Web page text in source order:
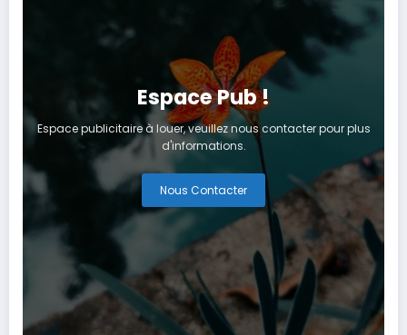
Espace Pub !
Espace publicitaire à louer, veuillez nous contacter pour plus
d'informations.
Nous Contacter